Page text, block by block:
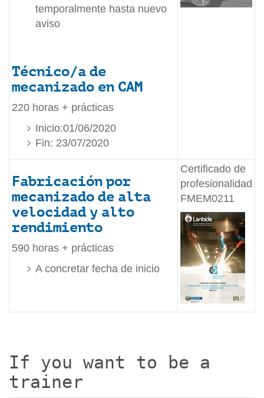
temporalmente hasta nuevo
aviso
Técnico/a de
mecanizado en CAM
220 horas + prácticas
Inicio:01/06/2020
Fin: 23/07/2020
Fabricación por
mecanizado de alta
velocidad y alto
rendimiento
590 horas + prácticas
A concretar fecha de inicio
Certificado de
profesionalidad
FMEM0211
If you want to be a
trainer